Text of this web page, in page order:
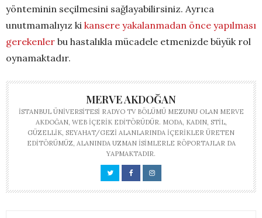
yönteminin seçilmesini sağlayabilirsiniz. Ayrıca
unutmamalıyız ki kansere yakalanmadan önce yapılması
gerekenler bu hastalıkla mücadele etmenizde büyük rol
oynamaktadır.
MERVE AKDOĞAN
İSTANBUL ÜNIVERSITESI RADYO TV BÖLÜMÜ MEZUNU OLAN MERVE
AKDOĞAN, WEB IÇERIK EDITÖRÜDÜR. MODA, KADIN, STIL,
GÜZELLIK, SEYAHAT/GEZI ALANLARINDA IÇERIKLER ÜRETEN
EDITÖRÜMÜZ, ALANINDA UZMAN ISIMLERLE RÖPORTAJLAR DA
YAPMAKTADIR.